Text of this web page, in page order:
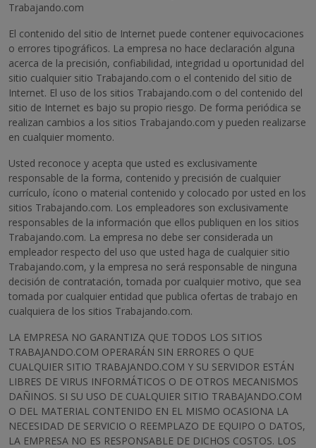
Trabajando.com
El contenido del sitio de Internet puede contener equivocaciones
o errores tipográficos. La empresa no hace declaración alguna
acerca de la precisión, confiabilidad, integridad u oportunidad del
sitio cualquier sitio Trabajando.com o el contenido del sitio de
Internet. El uso de los sitios Trabajando.com o del contenido del
sitio de Internet es bajo su propio riesgo. De forma periódica se
realizan cambios a los sitios Trabajando.com y pueden realizarse
en cualquier momento.
Usted reconoce y acepta que usted es exclusivamente
responsable de la forma, contenido y precisión de cualquier
currículo, ícono o material contenido y colocado por usted en los
sitios Trabajando.com. Los empleadores son exclusivamente
responsables de la información que ellos publiquen en los sitios
Trabajando.com. La empresa no debe ser considerada un
empleador respecto del uso que usted haga de cualquier sitio
Trabajando.com, y la empresa no será responsable de ninguna
decisión de contratación, tomada por cualquier motivo, que sea
tomada por cualquier entidad que publica ofertas de trabajo en
cualquiera de los sitios Trabajando.com.
LA EMPRESA NO GARANTIZA QUE TODOS LOS SITIOS
TRABAJANDO.COM OPERARÁN SIN ERRORES O QUE
CUALQUIER SITIO TRABAJANDO.COM Y SU SERVIDOR ESTÁN
LIBRES DE VIRUS INFORMÁTICOS O DE OTROS MECANISMOS
DAÑINOS. SI SU USO DE CUALQUIER SITIO TRABAJANDO.COM
O DEL MATERIAL CONTENIDO EN EL MISMO OCASIONA LA
NECESIDAD DE SERVICIO O REEMPLAZO DE EQUIPO O DATOS,
LA EMPRESA NO ES RESPONSABLE DE DICHOS COSTOS. LOS